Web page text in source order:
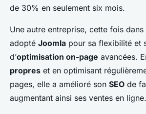
de 30% en seulement six mois.
Une autre entreprise, cette fois
adopté Joomla pour sa flexibilité et
d’optimisation on-page avancées.
propres et en optimisant
pages, elle a amélioré son SEO de
augmentant ainsi ses ventes en ligne.